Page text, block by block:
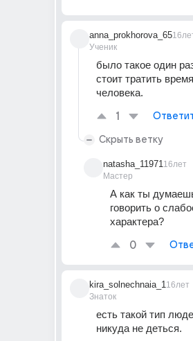
anna_prokhorova_65
Ученик
было такое один
стоит тратить
человека.
1
Скрыть ветку
natasha_11971
Мастер
16лет
А как ты
говорить о
характера?
0
kira_solnechnaia_1
Знаток
16лет
есть такой тип
никуда не деться.